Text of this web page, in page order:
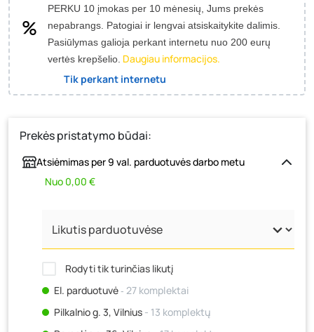
PERKU 10 įmokas per 10 mėnesių, Jums prekės
nepabrangs. Patogiai ir lengvai atsiskaitykite dalimis.
Pasiūlymas galioja perkant internetu nuo 200 eurų
vertės krepšelio. Daugiau informacijos.
Tik perkant internetu
Prekės pristatymo būdai:
Atsiėmimas per 9 val. parduotuvės darbo metu
Nuo 0,00 €
Rodyti tik turinčias likutį
El. parduotuvė‐ 27 komplektai
Pilkalnio g. 3, Vilnius - 13 komplektų